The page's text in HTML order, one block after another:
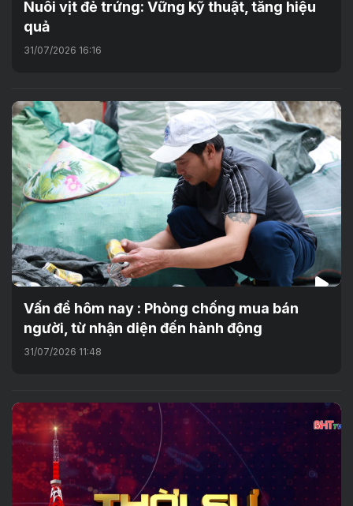
Nuôi vịt đẻ trứng: Vững kỹ thuật, tăng hiệu
quả
31/07/2026 16:16
Vấn đề hôm nay : Phòng chống mua bán
người, từ nhận diện đến hành động
31/07/2026 11:48